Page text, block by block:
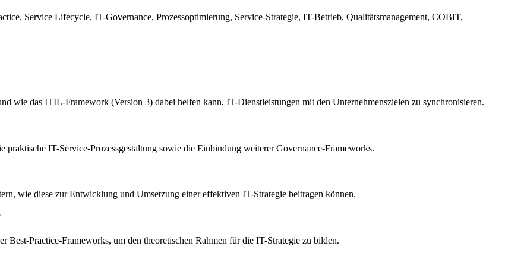
Service Lifecycle, IT-Governance, Prozessoptimierung, Service-Strategie, IT-Betrieb, Qualitätsmanagement, COBIT,
wie das ITIL-Framework (Version 3) dabei helfen kann, IT-Dienstleistungen mit den Unternehmenszielen zu synchronisieren.
IT-Service-Prozessgestaltung sowie die Einbindung weiterer Governance-Frameworks.
wie diese zur Entwicklung und Umsetzung einer effektiven IT-Strategie beitragen können.
Practice-Frameworks, um den theoretischen Rahmen für die IT-Strategie zu bilden.